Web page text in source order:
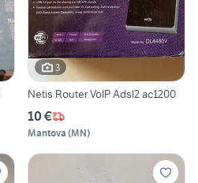
3
Netis Router VoIP Adsl2 ac1200
10 €
Mantova (MN)